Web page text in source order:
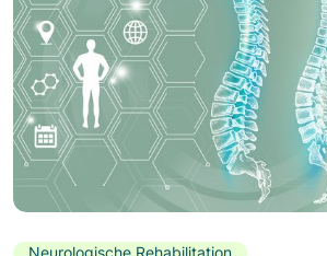
Neurologische Rehabilitation